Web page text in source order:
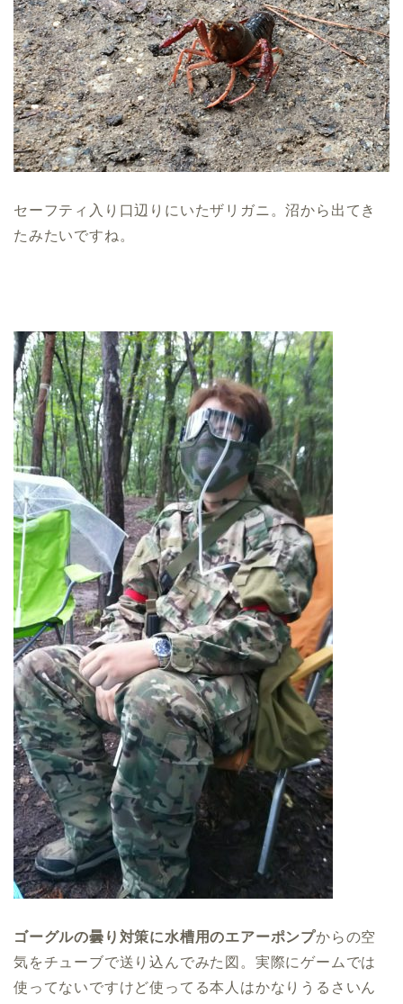
セーフティ入り口辺りにいたザリガニ。沼から出てき
たみたいですね。
ゴーグルの曇り対策に水槽用のエアーポンプからの空
気をチューブで送り込んでみた図。実際にゲームでは
使ってないですけど使ってる本人はかなりうるさいん